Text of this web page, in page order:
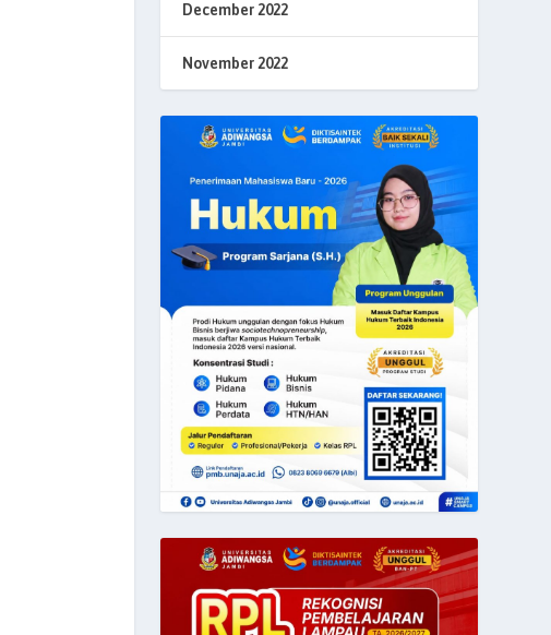
December 2022
November 2022